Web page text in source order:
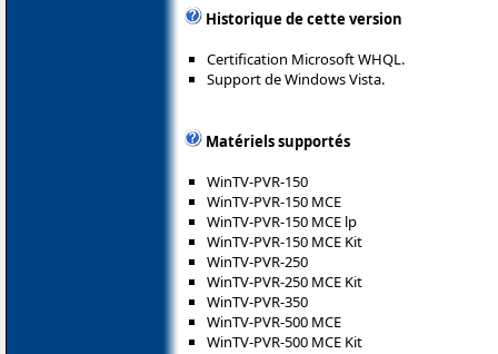
Historique de cette version
Certification Microsoft WHQL.
Support de Windows Vista.
Matériels supportés
WinTV-PVR-150
WinTV-PVR-150 MCE
WinTV-PVR-150 MCE lp
WinTV-PVR-150 MCE Kit
WinTV-PVR-250
WinTV-PVR-250 MCE Kit
WinTV-PVR-350
WinTV-PVR-500 MCE
WinTV-PVR-500 MCE Kit